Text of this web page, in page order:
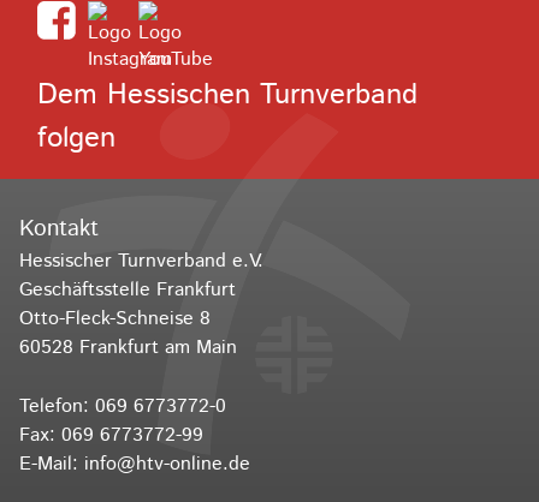
Dem Hessischen Turnverband
folgen
Kontakt
Hessischer Turnverband e.V.
Geschäftsstelle Frankfurt
Otto-Fleck-Schneise 8
60528 Frankfurt am Main
Telefon: 069 6773772-0
Fax: 069 6773772-99
E-Mail: info@htv-online.de